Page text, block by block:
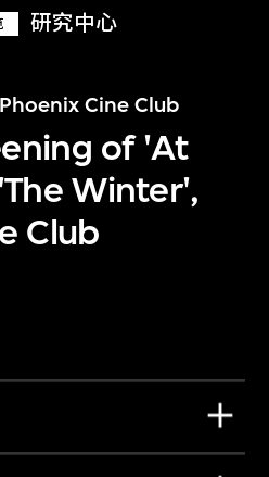
研究中心
Phoenix Cine Club
of 'At
Winter',
Club
及二十一世纪视觉